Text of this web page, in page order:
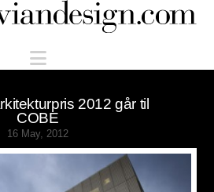
Navigation
2012 går til
COBE
16 May, 2012